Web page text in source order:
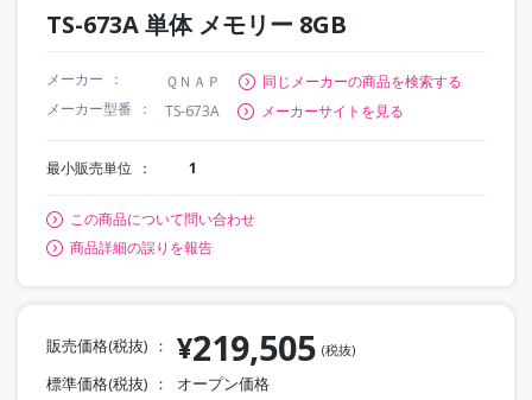
TS-673A 単体 メモリー 8GB
メーカー ＱＮＡＰ
同じメーカーの商品を検索する
メーカー型番
TS-673A メーカーサイトを見る
最小販売単位 1
この商品について問い合わせ
商品詳細の誤りを報告
販売価格(税抜) ¥219,505 (税抜)
標準価格(税抜) オープン価格